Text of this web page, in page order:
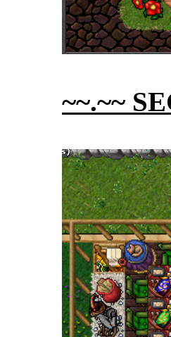
~~.~~